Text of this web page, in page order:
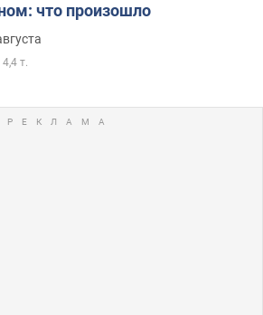
что произошло
4,4 т.